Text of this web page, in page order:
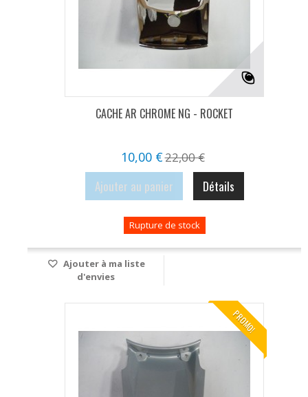
CACHE AR CHROME NG - ROCKET
10,00 €22,00 €
Ajouter au panier Détails
Rupture de stock
Ajouter à ma liste
d'envies
PROMO!